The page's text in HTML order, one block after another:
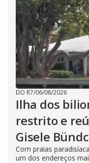
DO R7/06/08/2026
Ilha dos
restrito e
Gisele
Com praias
um dos endereços